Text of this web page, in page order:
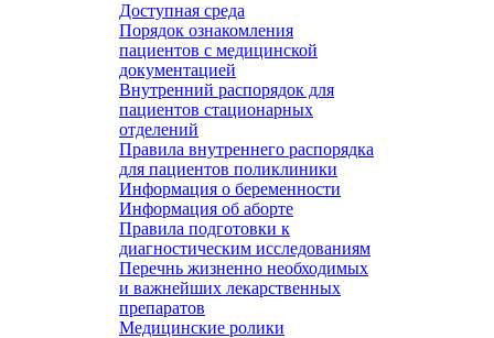
Доступная среда
Порядок ознакомления
пациентов с медицинской
документацией
Внутренний распорядок для
пациентов стационарных
отделений
Правила внутреннего распорядка
для пациентов поликлиники
Информация о беременности
Информация об аборте
Правила подготовки к
диагностическим исследованиям
Перечнь жизненно необходимых
и важнейших лекарственных
препаратов
Медицинские ролики